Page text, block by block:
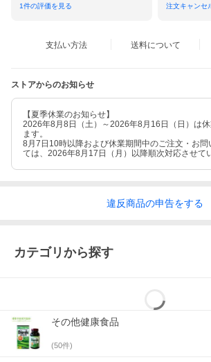
1件の評価を見る 注文キャンセ
支払い方法 送料について
ストアからのお知らせ
【夏季休業のお知らせ】
2026年8月8日（土）～2026年8月16日（日）は
ます。
8月7日10時以降および休業期間中のご注文・お問
ては、2026年8月17日（月）以降順次対応させて
違反商品の申告をする
カテゴリから探す
その他健康食品
(50件)